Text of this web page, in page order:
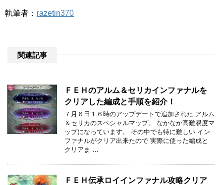
執筆者： razetin370
関連記事
ＦＥＨのアルム＆セリカインファナルを
クリアした編成と手順を紹介！
７月６日１６時のアップデートで追加された アルム
＆セリカのスペシャルマップ。 なかなか高難易度マ
ップになっています。 その中でも特に難しい イン
ファナルがクリア出来たので 実際に使った編成と
クリアま …
ＦＥＨ伝承ロイインファナル攻略クリア